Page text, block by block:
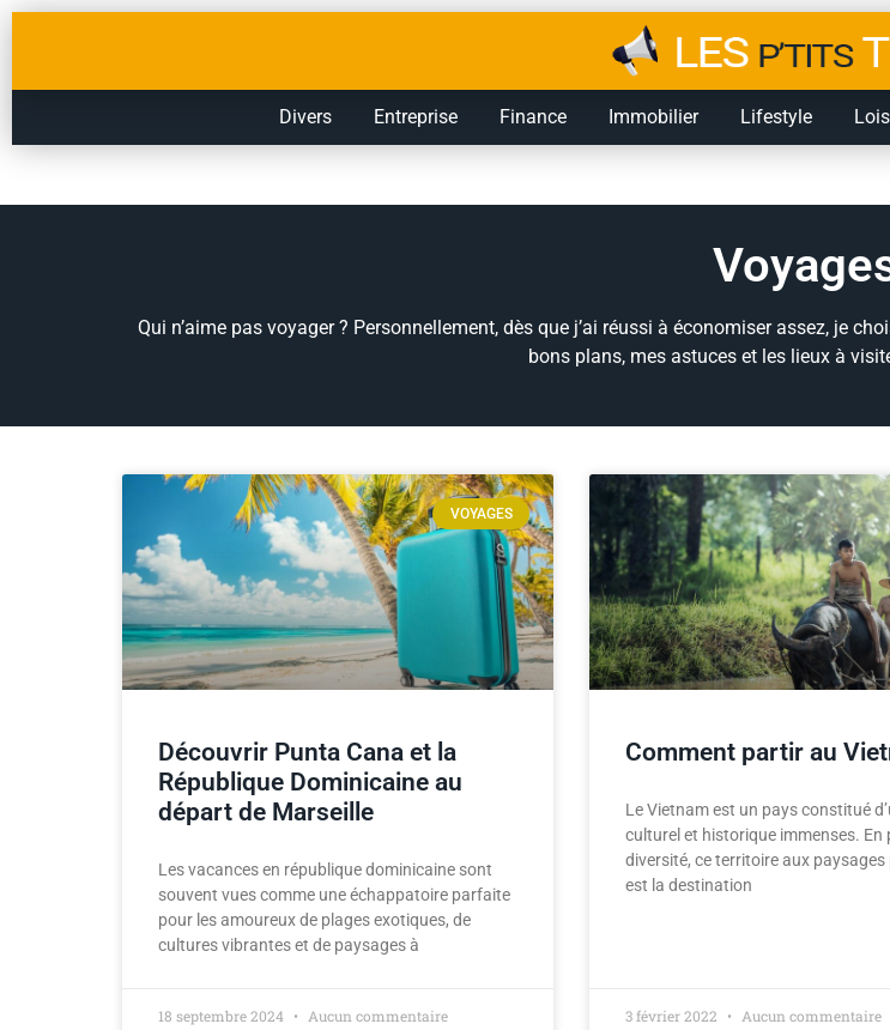
Divers Entreprise Finance Immobilier Lifestyle
Qui n’aime pas voyager ? Personnellement, dès que j’ai réussi à économiser assez, je
bons plans, mes astuces et les lieux à
VOYAGES
Découvrir Punta Cana et la
République Dominicaine au
départ de Marseille
Les vacances en république dominicaine sont
souvent vues comme une échappatoire parfaite
pour les amoureux de plages exotiques, de
cultures vibrantes et de paysages à
18 septembre 2024 Aucun commentaire
Comment partir au
Le Vietnam est un pays constitué
culturel et historique immenses. En
diversité, ce territoire aux
est la destination
3 février 2022 Aucun commentaire